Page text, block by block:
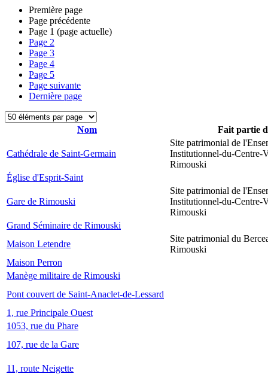
Première page
Page précédente
Page 1 (page actuelle)
Page 2
Page 3
Page 4
Page 5
Page suivante
Dernière page
Nom Fait partie
Cathédrale de Saint-Germain
Site patrimonial de
Institutionnel-du-Centre-
Rimouski
Église d'Esprit-Saint
Gare de Rimouski
Site patrimonial de
Institutionnel-du-Centre-
Rimouski
Grand Séminaire de Rimouski
Maison Letendre
Site patrimonial du
Rimouski
Maison Perron
Manège militaire de Rimouski
Pont couvert de Saint-Anaclet-de-Lessard
1, rue Principale Ouest
1053, rue du Phare
107, rue de la Gare
11, route Neigette